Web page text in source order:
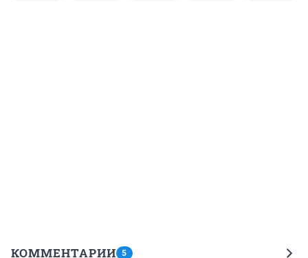
КОММЕНТАРИИ 5